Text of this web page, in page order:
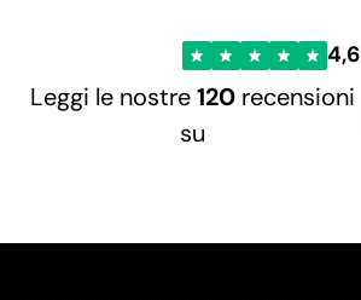
4,6
Leggi le nostre120recensioni
su